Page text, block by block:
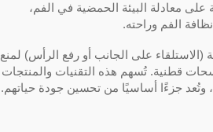
معادلة البيئة الحمضية في الفم،
الفم وراحته.
(الاستلقاء على الجانب أو رفع الرأس) لمنع
قطنية. تُسهم هذه التقنيات والمنتجات
جزءًا أساسيًا من تحسين جودة حياتهم.